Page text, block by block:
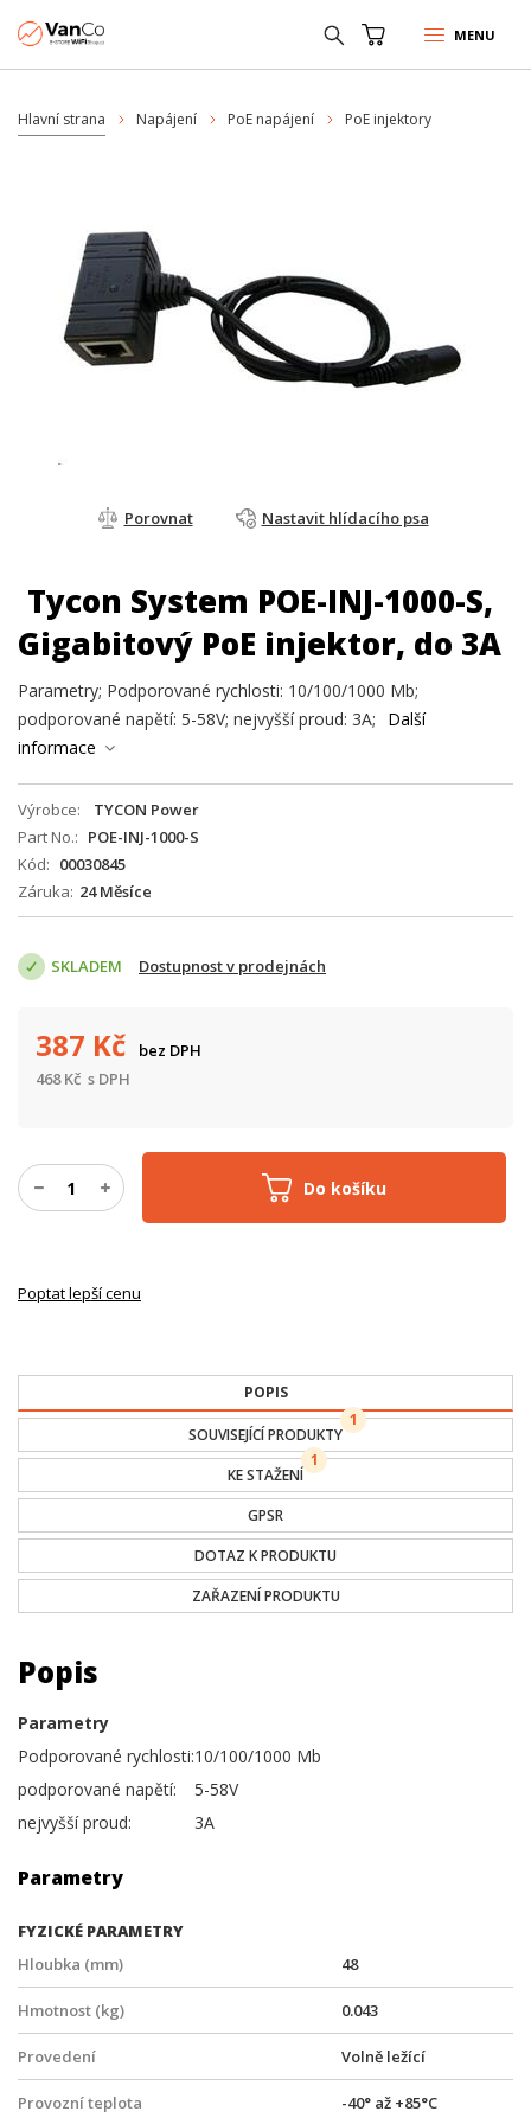
MENU
Hlavní strana Napájení PoE napájení PoE injektory
Porovnat Nastavit hlídacího psa
Tycon System POE-INJ-1000-S,
Gigabitový PoE injektor, do 3A
Parametry; Podporované rychlosti: 10/100/1000 Mb;
podporované napětí: 5-58V; nejvyšší proud: 3A;
Další
informace
Výrobce
TYCON Power
Part No.
POE-INJ-1000-S
Kód
00030845
Záruka 24 Měsíce
SKLADEM Dostupnost v prodejnách
Do košíku
387 Kč
bez DPH
468Kč s DPH
Poptat lepší cenu
POPIS
SOUVISEJÍCÍ PRODUKTY
1
KE STAŽENÍ
1
GPSR
DOTAZ K PRODUKTU
ZAŘAZENÍ PRODUKTU
Popis
Parametry
Podporované rychlosti:10/100/1000 Mb
podporované napětí:
5-58V
nejvyšší proud:
3A
Parametry
FYZICKÉ PARAMETRY
Hloubka (mm)
48
Hmotnost (kg) 0.043
Provedení Volně ležící
Provozní teplota -40° až +85°C